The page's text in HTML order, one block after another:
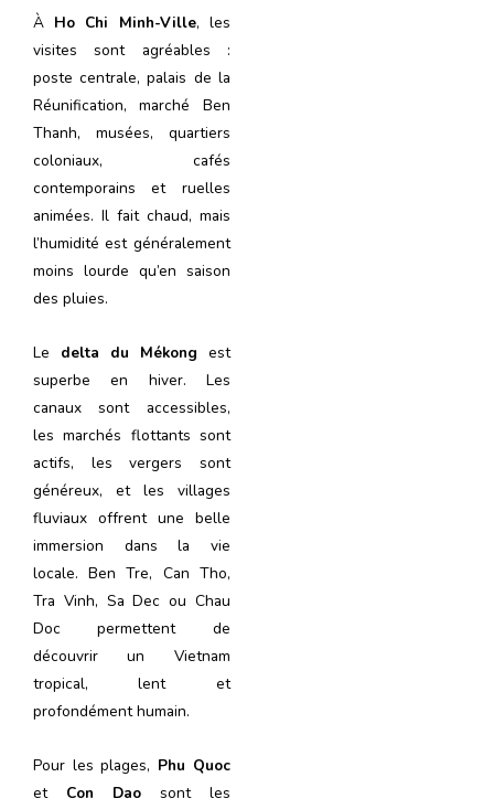
À Ho Chi Minh-Ville, les
visites sont agréables :
poste centrale, palais de la
Réunification, marché Ben
Thanh, musées, quartiers
coloniaux, cafés
contemporains et ruelles
animées. Il fait chaud, mais
l’humidité est généralement
moins lourde qu’en saison
des pluies.
Le delta du Mékong est
superbe en hiver. Les
canaux sont accessibles,
les marchés flottants sont
actifs, les vergers sont
généreux, et les villages
fluviaux offrent une belle
immersion dans la vie
locale. Ben Tre, Can Tho,
Tra Vinh, Sa Dec ou Chau
Doc permettent de
découvrir un Vietnam
tropical, lent et
profondément humain.
Pour les plages, Phu Quoc
et Con Daosont les